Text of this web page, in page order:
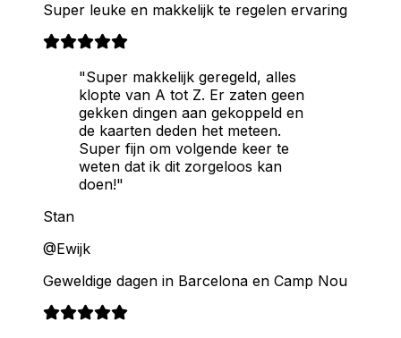
Super leuke en makkelijk te regelen ervaring
"Super makkelijk geregeld, alles
klopte van A tot Z. Er zaten geen
gekken dingen aan gekoppeld en
de kaarten deden het meteen.
Super fijn om volgende keer te
weten dat ik dit zorgeloos kan
doen!"
Stan
@Ewijk
Geweldige dagen in Barcelona en Camp Nou